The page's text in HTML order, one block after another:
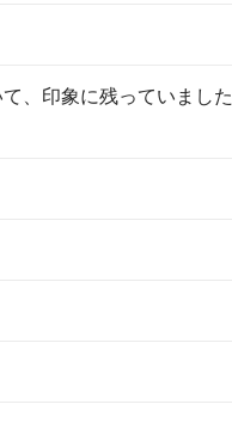
、印象に残っていました